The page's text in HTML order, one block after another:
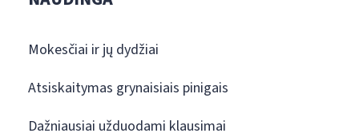
Mokesčiai ir jų dydžiai
Atsiskaitymas grynaisiais pinigais
Dažniausiai užduodami klausimai